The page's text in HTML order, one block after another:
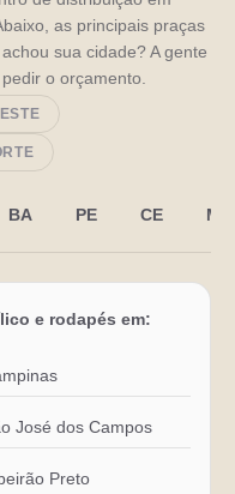
as principais praças
sua cidade? A gente
o orçamento.
BA PE CE MA
e rodapés em:
José dos Campos
Preto